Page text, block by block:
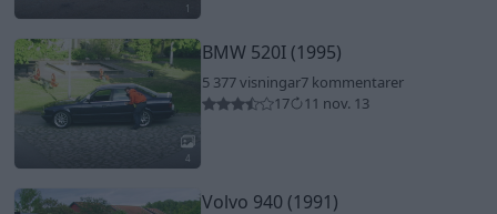
1
4
BMW 520I (1995)
5 377 visningar7 kommentarer
17
11 nov. 13
Volvo 940 (1991)